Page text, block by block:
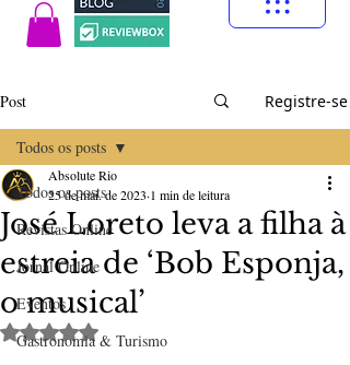
Post Registre-se
Todos os posts
Revistas Online
Jornal Online
Eventos
Gastronomia & Turismo
Todos os posts
José Loreto leva a filha à
estreia de ‘Bob Esponja,
o musical’
Absolute Rio
25 de mai. de 2023 1 min de leitura
Avaliado com NaN de 5 estrelas.